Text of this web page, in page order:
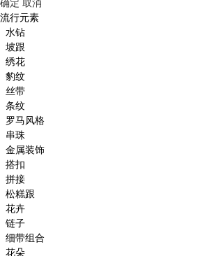
流行元素
水钻
坡跟
绣花
豹纹
丝带
条纹
罗马风格
串珠
金属装饰
搭扣
拼接
松糕跟
花卉
链子
细带组合
花朵